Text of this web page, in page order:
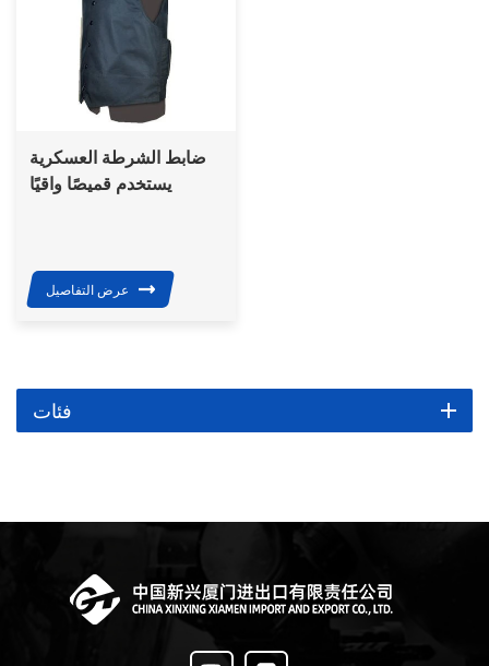
ضابط الشرطة العسكرية
يستخدم قميصًا واقيًا
عرض التفاصيل
فئات